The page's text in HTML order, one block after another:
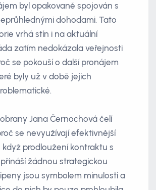
byl opakovaně spojován s
dohodami. Tato
vrhá stín i na aktuální
zatím nedokázala veřejnosti
se pokouší o další pronájem
byly už v době jejich
Jana Černochová čelí
se nevyužívají efektivnější
prodloužení kontraktu s
žádnou strategickou
jsou symbolem minulosti a